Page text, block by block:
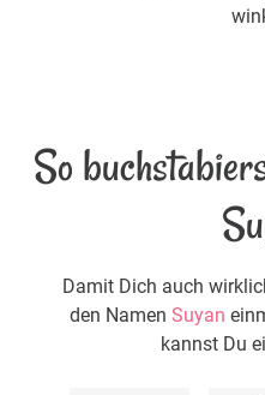
So
Damit Dich auch
den NamenSuyan
kannst Du